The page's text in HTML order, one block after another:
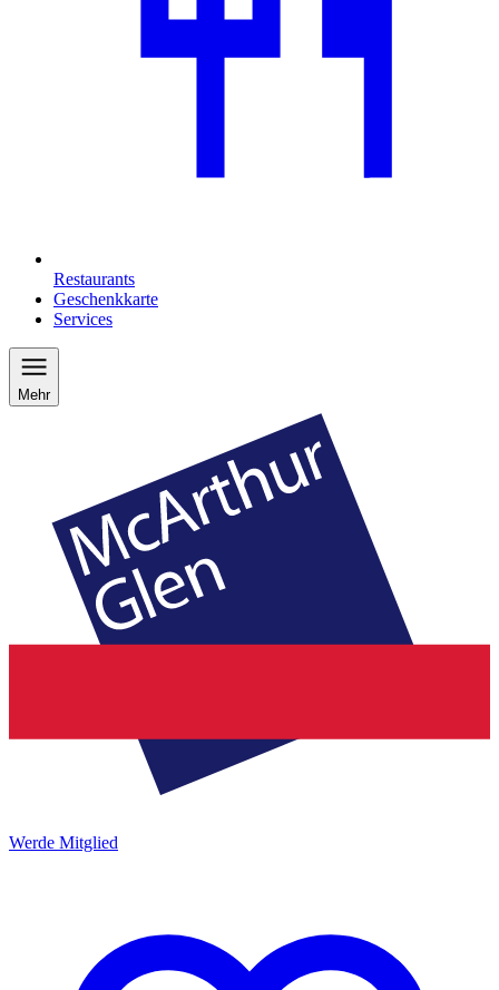
Restaurants
Geschenkkarte
Services
Mehr
Werde Mitglied